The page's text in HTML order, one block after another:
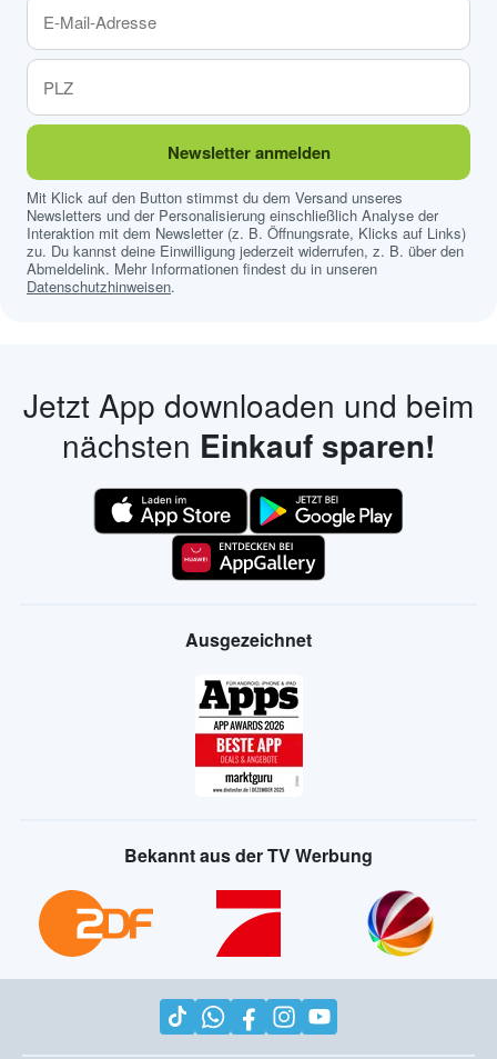
Newsletter anmelden
Mit Klick auf den Button stimmst du dem Versand unseres
Newsletters und der Personalisierung einschließlich Analyse der
Interaktion mit dem Newsletter (z. B. Öffnungsrate, Klicks auf Links)
zu. Du kannst deine Einwilligung jederzeit widerrufen, z. B. über den
Abmeldelink. Mehr Informationen findest du in unseren
Datenschutzhinweisen.
Jetzt App downloaden und beim
nächsten Einkauf sparen!
Ausgezeichnet
Bekannt aus der TV Werbung